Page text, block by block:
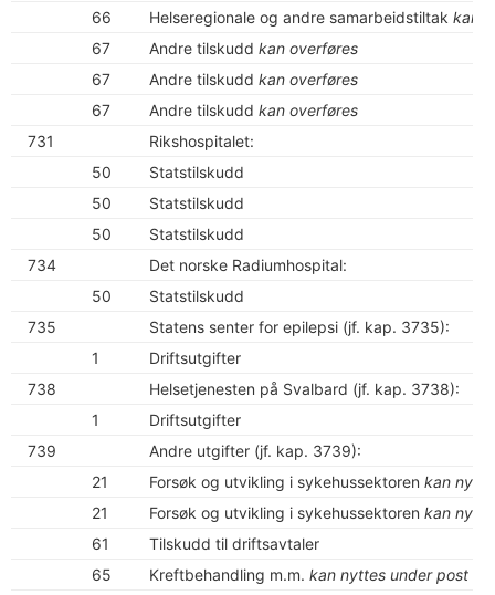
66
Helseregionale og andre samarbeidstiltak kan
67
Andre tilskudd kan overføres
67
Andre tilskudd kan overføres
67
Andre tilskudd kan overføres
731
Rikshospitalet:
50
Statstilskudd
50
Statstilskudd
50
Statstilskudd
734
Det norske Radiumhospital:
50
Statstilskudd
735
Statens senter for epilepsi (jf. kap. 3735):
1
Driftsutgifter
738
Helsetjenesten på Svalbard (jf. kap. 3738):
1
Driftsutgifter
739
Andre utgifter (jf. kap. 3739):
21
Forsøk og utvikling i sykehussektoren kan
21
Forsøk og utvikling i sykehussektoren kan
61
Tilskudd til driftsavtaler
65
Kreftbehandling m.m. kan nyttes under post